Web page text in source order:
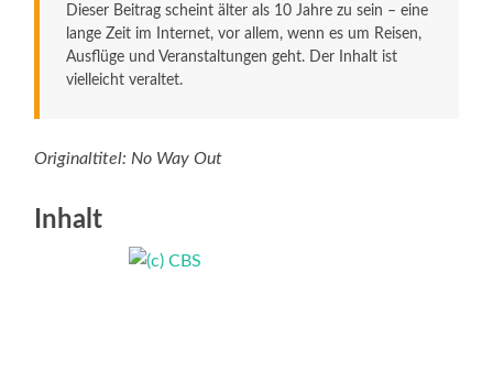
Dieser Beitrag scheint älter als 10 Jahre zu sein – eine
lange Zeit im Internet, vor allem, wenn es um Reisen,
Ausflüge und Veranstaltungen geht. Der Inhalt ist
vielleicht veraltet.
Originaltitel: No Way Out
Inhalt